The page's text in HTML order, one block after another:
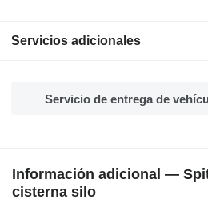
Servicios adicionales
Servicio de entrega de
Información adicional —
cisterna silo